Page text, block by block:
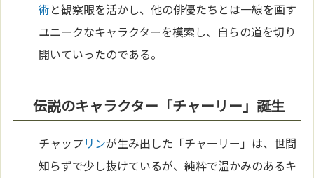
術と観察眼を活かし、他の俳優たちとは一線を画す
ユニークなキャラクターを模索し、自らの道を切り
開いていったのである。
伝説のキャラクター「チャーリー」誕生
チャップリンが生み出した「チャーリー」は、世間
知らずで少し抜けているが、純粋で温かみのあるキ